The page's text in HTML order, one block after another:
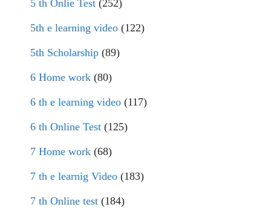
5 th Onlie Test (252)
5th e learning video (122)
5th Scholarship (89)
6 Home work (80)
6 th e learning video (117)
6 th Online Test (125)
7 Home work (68)
7 th e learnig Video (183)
7 th Online test (184)